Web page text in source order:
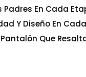
Padres En Cada
Y Diseño En
Que